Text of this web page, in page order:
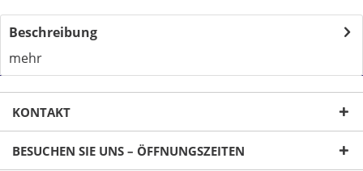
Beschreibung
mehr
KONTAKT
BESUCHEN SIE UNS – ÖFFNUNGSZEITEN